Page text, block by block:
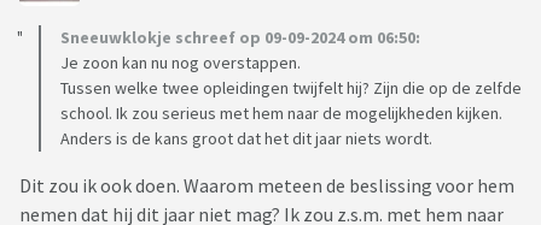
Sneeuwklokje schreef op 09-09-2024 om 06:50:
Je zoon kan nu nog overstappen.
Tussen welke twee opleidingen twijfelt hij? Zijn die op de zelfde
school. Ik zou serieus met hem naar de mogelijkheden kijken.
Anders is de kans groot dat het dit jaar niets wordt.
Dit zou ik ook doen. Waarom meteen de beslissing voor hem
nemen dat hij dit jaar niet mag? Ik zou z.s.m. met hem naar